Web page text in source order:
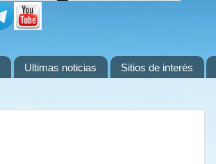
Ultimas noticias Sitios de interés